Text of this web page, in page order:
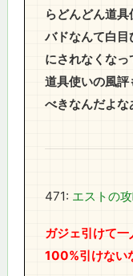
らどんどん道
バドなんて白
にされなくな
道具使いの風
べきなんだよな
471: エストの
ガジェ引けて
100%引けない